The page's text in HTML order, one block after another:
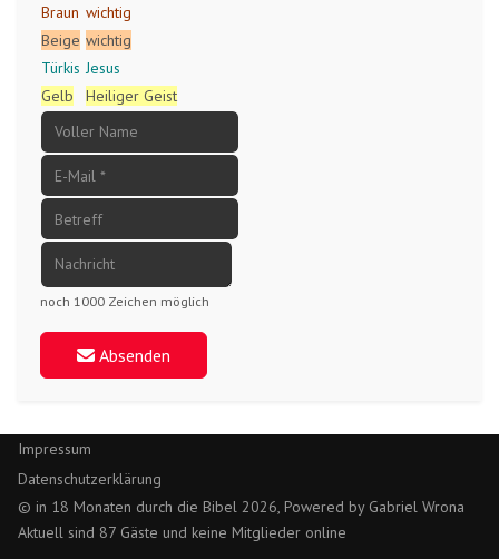
Braun wichtig
Beige wichtig
Türkis Jesus
Gelb
Heiliger Geist
noch 1000 Zeichen möglich
Absenden
Impressum
Datenschutzerklärung
© in 18 Monaten durch die Bibel 2026, Powered by Gabriel Wrona
Aktuell sind 87 Gäste und keine Mitglieder online